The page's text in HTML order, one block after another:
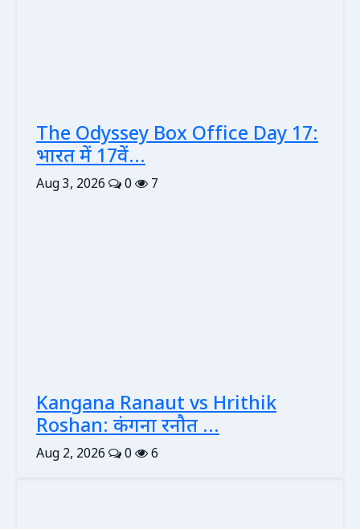
The Odyssey Box Office Day 17:
भारत में 17वें...
Aug 3, 2026 0 7
Kangana Ranaut vs Hrithik
Roshan: कंगना रनौत ...
Aug 2, 2026 0 6